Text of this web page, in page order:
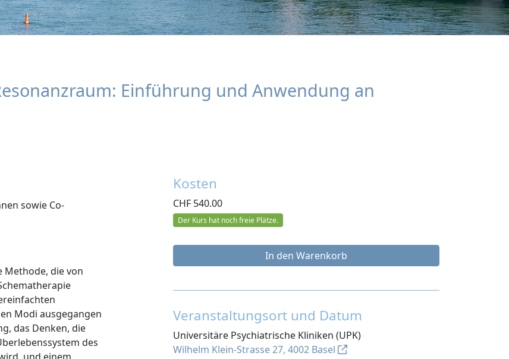
Einführung und Anwendung an
sowie Co-
Methode, die von
Modi ausgegangen
das Denken, die
des
Kosten
CHF540.00
Der Kurs hat noch freie Plätze.
Veranstaltungsort und Datum
Universitäre Psychiatrische Kliniken (UPK)
Wilhelm Klein-Strasse 27, 4002 Basel